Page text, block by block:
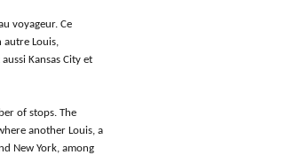
voyageur. Ce
Louis,
Kansas City et
of stops. The
another Louis, a
New York, among